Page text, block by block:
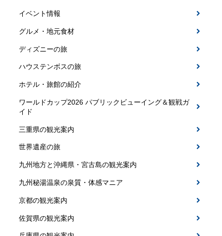
イベント情報
グルメ・地元食材
ディズニーの旅
ハウステンボスの旅
ホテル・旅館の紹介
ワールドカップ2026 パブリックビューイング＆観戦ガ
イド
三重県の観光案内
世界遺産の旅
九州地方と沖縄県・宮古島の観光案内
九州秘湯温泉の泉質・体感マニア
京都の観光案内
佐賀県の観光案内